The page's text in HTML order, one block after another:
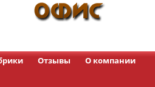
Отзывы
О компании